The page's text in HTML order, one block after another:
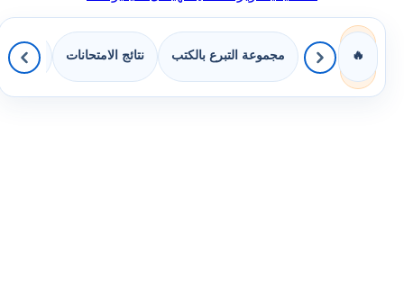
🔥 مجموعة التبرع بالكتب نتائج الامتحانات